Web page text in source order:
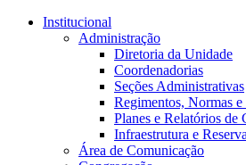
Conteúdo principal
Institucional
Administração
Diretoria da Unidade
Coordenadorias
Seções Administrativas
Regimentos, Normas
Planes e Relatórios de
Infraestrutura e
Área de Comunicação